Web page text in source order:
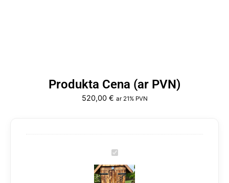
Produkta Cena (ar PVN)
520,00 € ar 21% PVN
Kūpinātava
Klasika
220
Klasika